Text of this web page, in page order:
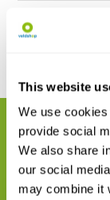
This website
We use
provide social
We also share
our social
may combine it
Reviews
GERELATEERDE
Maak uw